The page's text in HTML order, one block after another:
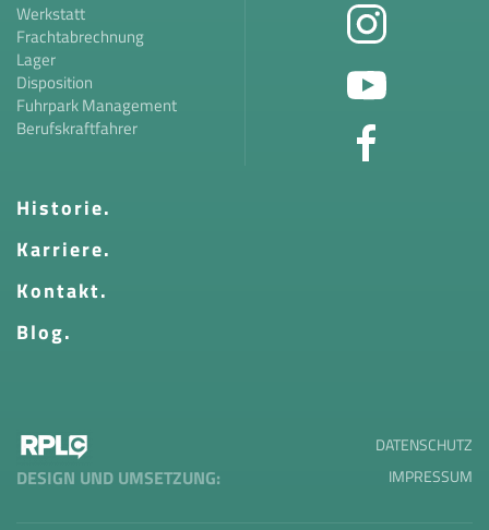
Werkstatt
Frachtabrechnung
Lager
Disposition
Fuhrpark Management
Berufskraftfahrer
Historie.
Karriere.
Kontakt.
Blog.
DESIGN UND UMSETZUNG:
DATENSCHUTZ
IMPRESSUM